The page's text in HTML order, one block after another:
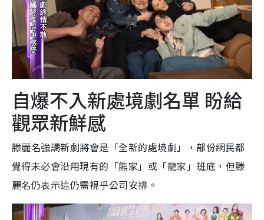
自爆不入新處境劇名單 盼給
觀眾新鮮感
滕麗名強調新劇將會是「全新的處境劇」，部份網民都
覺得未必會沿用現有的「熊家」或「龍家」班底，但滕
麗名仍表示這仍需視乎公司安排。